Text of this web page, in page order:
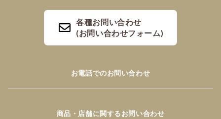
各種お問い合わせ
(お問い合わせフォーム)
お電話でのお問い合わせ
商品・店舗に関するお問い合わせ